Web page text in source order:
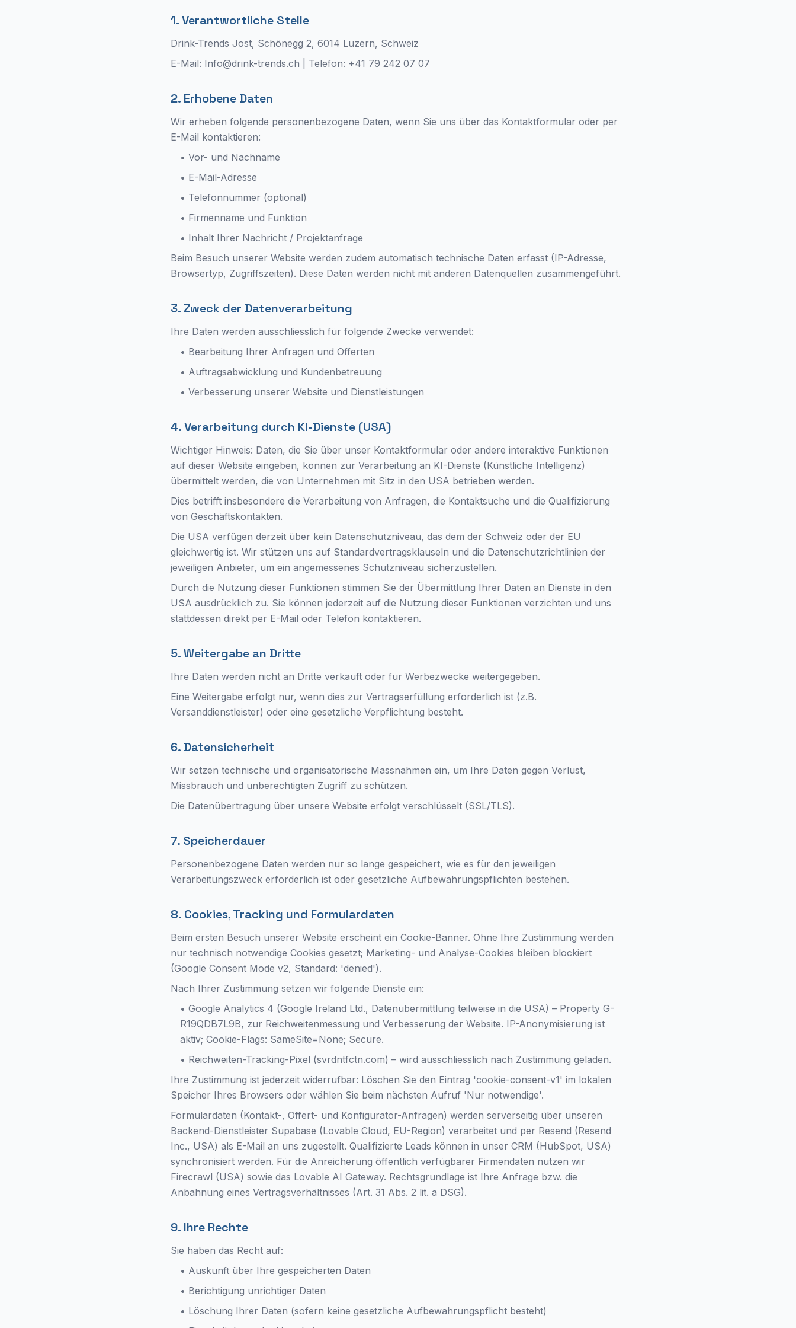
1. Verantwortliche Stelle
Drink-Trends Jost, Schönegg 2, 6014 Luzern, Schweiz
E-Mail: Info@drink-trends.ch | Telefon: +41 79 242 07 07
2. Erhobene Daten
Wir erheben folgende personenbezogene Daten, wenn Sie uns über das Kontaktformular oder per
E-Mail kontaktieren:
• Vor- und Nachname
• E-Mail-Adresse
• Telefonnummer (optional)
• Firmenname und Funktion
• Inhalt Ihrer Nachricht / Projektanfrage
Beim Besuch unserer Website werden zudem automatisch technische Daten erfasst (IP-Adresse,
Browsertyp, Zugriffszeiten). Diese Daten werden nicht mit anderen Datenquellen zusammengeführt.
3. Zweck der Datenverarbeitung
Ihre Daten werden ausschliesslich für folgende Zwecke verwendet:
• Bearbeitung Ihrer Anfragen und Offerten
• Auftragsabwicklung und Kundenbetreuung
• Verbesserung unserer Website und Dienstleistungen
4. Verarbeitung durch KI-Dienste (USA)
Wichtiger Hinweis: Daten, die Sie über unser Kontaktformular oder andere interaktive Funktionen
auf dieser Website eingeben, können zur Verarbeitung an KI-Dienste (Künstliche Intelligenz)
übermittelt werden, die von Unternehmen mit Sitz in den USA betrieben werden.
Dies betrifft insbesondere die Verarbeitung von Anfragen, die Kontaktsuche und die Qualifizierung
von Geschäftskontakten.
Die USA verfügen derzeit über kein Datenschutzniveau, das dem der Schweiz oder der EU
gleichwertig ist. Wir stützen uns auf Standardvertragsklauseln und die Datenschutzrichtlinien der
jeweiligen Anbieter, um ein angemessenes Schutzniveau sicherzustellen.
Durch die Nutzung dieser Funktionen stimmen Sie der Übermittlung Ihrer Daten an Dienste in den
USA ausdrücklich zu. Sie können jederzeit auf die Nutzung dieser Funktionen verzichten und uns
stattdessen direkt per E-Mail oder Telefon kontaktieren.
5. Weitergabe an Dritte
Ihre Daten werden nicht an Dritte verkauft oder für Werbezwecke weitergegeben.
Eine Weitergabe erfolgt nur, wenn dies zur Vertragserfüllung erforderlich ist (z.B.
Versanddienstleister) oder eine gesetzliche Verpflichtung besteht.
6. Datensicherheit
Wir setzen technische und organisatorische Massnahmen ein, um Ihre Daten gegen Verlust,
Missbrauch und unberechtigten Zugriff zu schützen.
Die Datenübertragung über unsere Website erfolgt verschlüsselt (SSL/TLS).
7. Speicherdauer
Personenbezogene Daten werden nur so lange gespeichert, wie es für den jeweiligen
Verarbeitungszweck erforderlich ist oder gesetzliche Aufbewahrungspflichten bestehen.
8. Cookies, Tracking und Formulardaten
Beim ersten Besuch unserer Website erscheint ein Cookie-Banner. Ohne Ihre Zustimmung werden
nur technisch notwendige Cookies gesetzt; Marketing- und Analyse-Cookies bleiben blockiert
(Google Consent Mode v2, Standard: 'denied').
Nach Ihrer Zustimmung setzen wir folgende Dienste ein:
• Google Analytics 4 (Google Ireland Ltd., Datenübermittlung teilweise in die USA) – Property G-
R19QDB7L9B, zur Reichweitenmessung und Verbesserung der Website. IP-Anonymisierung ist
aktiv; Cookie-Flags: SameSite=None; Secure.
• Reichweiten-Tracking-Pixel (svrdntfctn.com) – wird ausschliesslich nach Zustimmung geladen.
Ihre Zustimmung ist jederzeit widerrufbar: Löschen Sie den Eintrag 'cookie-consent-v1' im lokalen
Speicher Ihres Browsers oder wählen Sie beim nächsten Aufruf 'Nur notwendige'.
Formulardaten (Kontakt-, Offert- und Konfigurator-Anfragen) werden serverseitig über unseren
Backend-Dienstleister Supabase (Lovable Cloud, EU-Region) verarbeitet und per Resend (Resend
Inc., USA) als E-Mail an uns zugestellt. Qualifizierte Leads können in unser CRM (HubSpot, USA)
synchronisiert werden. Für die Anreicherung öffentlich verfügbarer Firmendaten nutzen wir
Firecrawl (USA) sowie das Lovable AI Gateway. Rechtsgrundlage ist Ihre Anfrage bzw. die
Anbahnung eines Vertragsverhältnisses (Art. 31 Abs. 2 lit. a DSG).
9. Ihre Rechte
Sie haben das Recht auf:
• Auskunft über Ihre gespeicherten Daten
• Berichtigung unrichtiger Daten
• Löschung Ihrer Daten (sofern keine gesetzliche Aufbewahrungspflicht besteht)